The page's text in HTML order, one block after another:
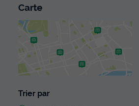
Carte
Trier par